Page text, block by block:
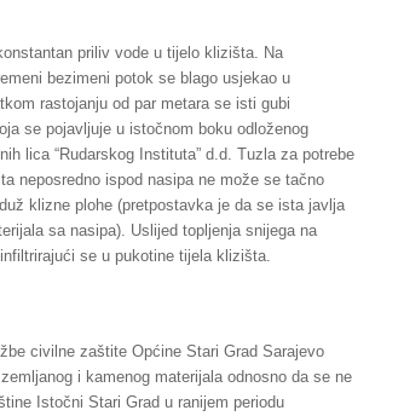
priliv vode u tijelo klizišta. Na
bezimeni potok se blago usjekao u
rastojanju od par metara se isti gubi
se pojavljuje u istočnom boku odloženog
lica “Rudarskog Instituta” d.d. Tuzla za potrebe
neposredno ispod nasipa ne može se tačno
klizne plohe (pretpostavka je da se ista javlja
sa nasipa). Uslijed topljenja snijega na
se u pukotine tijela klizišta.
civilne zaštite Općine Stari Grad Sarajevo
i kamenog materijala odnosno da se ne
Istočni Stari Grad u ranijem periodu